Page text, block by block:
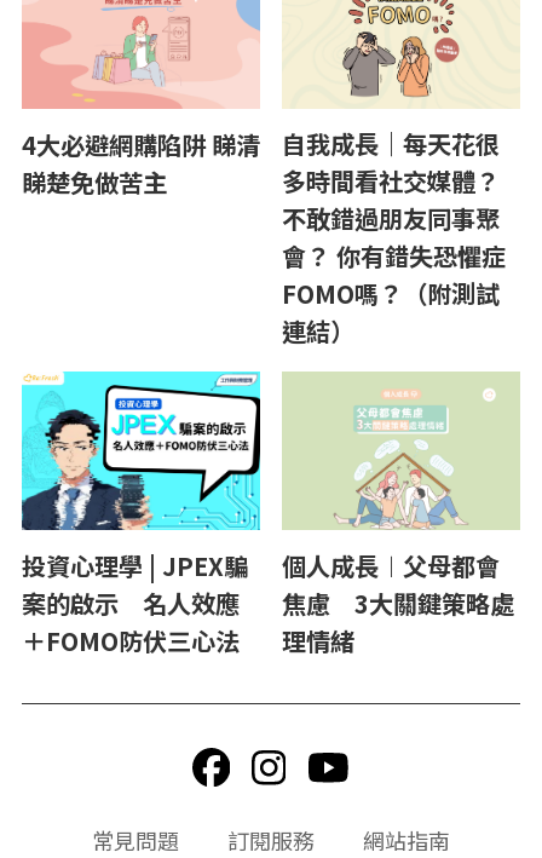
4大必避網購陷阱 睇清
睇楚免做苦主
自我成長｜每天花很
多時間看社交媒體？
不敢錯過朋友同事聚
會？ 你有錯失恐懼症
FOMO嗎？（附測試
連結）
投資心理學 | JPEX騙
案的啟示 名人效應
＋FOMO防伏三心法
個人成長︱父母都會
焦慮 3大關鍵策略處
理情緒
常見問題 訂閱服務
網站指南